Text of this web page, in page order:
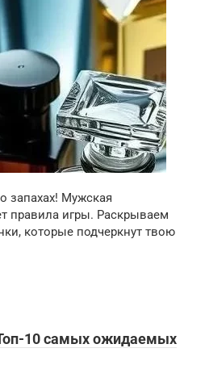
запахах! Мужская
правила игры. Раскрываем
которые подчеркнут твою
10 самых ожидаемых